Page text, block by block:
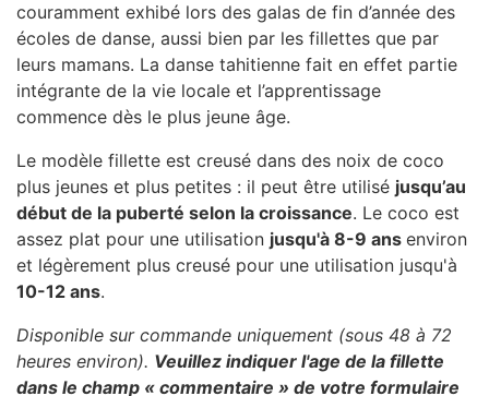
couramment exhibé lors des galas de fin d’année des
écoles de danse, aussi bien par les fillettes que par
leurs mamans. La danse tahitienne fait en effet partie
intégrante de la vie locale et l’apprentissage
commence dès le plus jeune âge.
Le modèle fillette est creusé dans des noix de coco
plus jeunes et plus petites : il peut être utilisé jusqu’au
début de la puberté selon la croissance. Le coco est
assez plat pour une utilisation jusqu'à 8-9 ans environ
et légèrement plus creusé pour une utilisation jusqu'à
10-12 ans.
Disponible sur commande uniquement (sous 48 à 72
heures environ). Veuillez indiquer l'age de la fillette
dans le champ « commentaire » de votre formulaire